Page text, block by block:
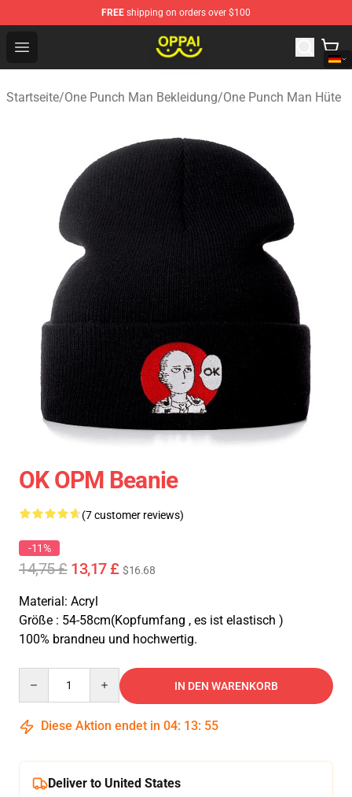
FREE shipping on orders over $100
Open menu
Oppai Store - Official Oppai Merchandise Shop
Startseite/One Punch Man Bekleidung/One Punch Man Hüte
OK OPM Beanie
(7 customer reviews)
-11%
14,75 £ 13,17 £ $16.68
Material: Acryl
Größe : 54-58cm(Kopfumfang , es ist elastisch )
100% brandneu und hochwertig.
IN DEN WARENKORB
Diese Aktion endet in 04: 13: 54
Deliver to United States